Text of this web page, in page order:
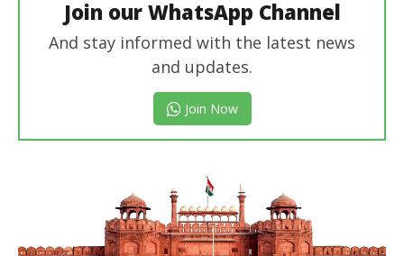
Join our WhatsApp Channel
And stay informed with the latest news
and updates.
Join Now